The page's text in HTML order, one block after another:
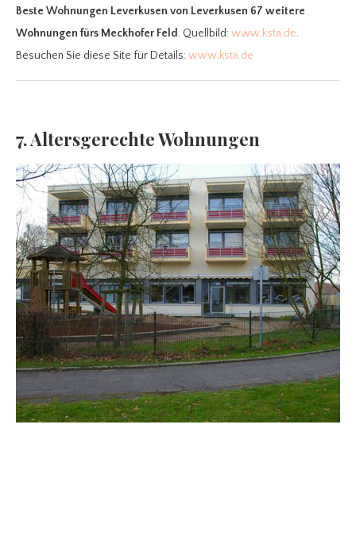
Beste Wohnungen Leverkusen von Leverkusen 67 weitere
Wohnungen fürs Meckhofer Feld. Quellbild:www.ksta.de.
Besuchen Sie diese Site für Details:www.ksta.de
7. Altersgerechte Wohnungen